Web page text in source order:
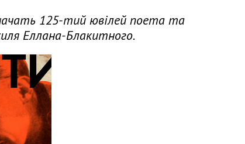
125-тий ювілей поета та
Еллана-Блакитного.